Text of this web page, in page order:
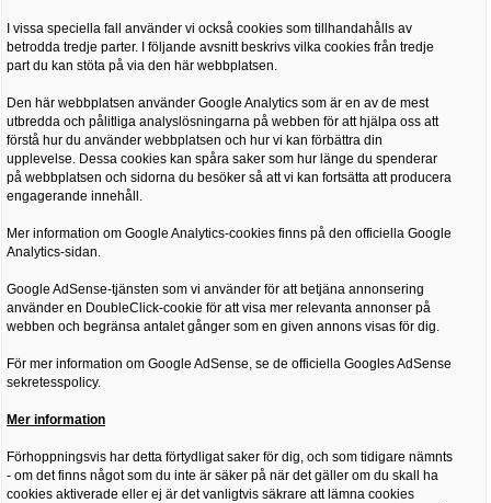
I vissa speciella fall använder vi också cookies som tillhandahålls av
betrodda tredje parter. I följande avsnitt beskrivs vilka cookies från tredje
part du kan stöta på via den här webbplatsen.
Den här webbplatsen använder Google Analytics som är en av de mest
utbredda och pålitliga analyslösningarna på webben för att hjälpa oss att
förstå hur du använder webbplatsen och hur vi kan förbättra din
upplevelse. Dessa cookies kan spåra saker som hur länge du spenderar
på webbplatsen och sidorna du besöker så att vi kan fortsätta att producera
engagerande innehåll.
Mer information om Google Analytics-cookies finns på den officiella Google
Analytics-sidan.
Google AdSense-tjänsten som vi använder för att betjäna annonsering
använder en DoubleClick-cookie för att visa mer relevanta annonser på
webben och begränsa antalet gånger som en given annons visas för dig.
För mer information om Google AdSense, se de officiella Googles AdSense
sekretesspolicy.
Mer information
Förhoppningsvis har detta förtydligat saker för dig, och som tidigare nämnts
- om det finns något som du inte är säker på när det gäller om du skall ha
cookies aktiverade eller ej är det vanligtvis säkrare att lämna cookies